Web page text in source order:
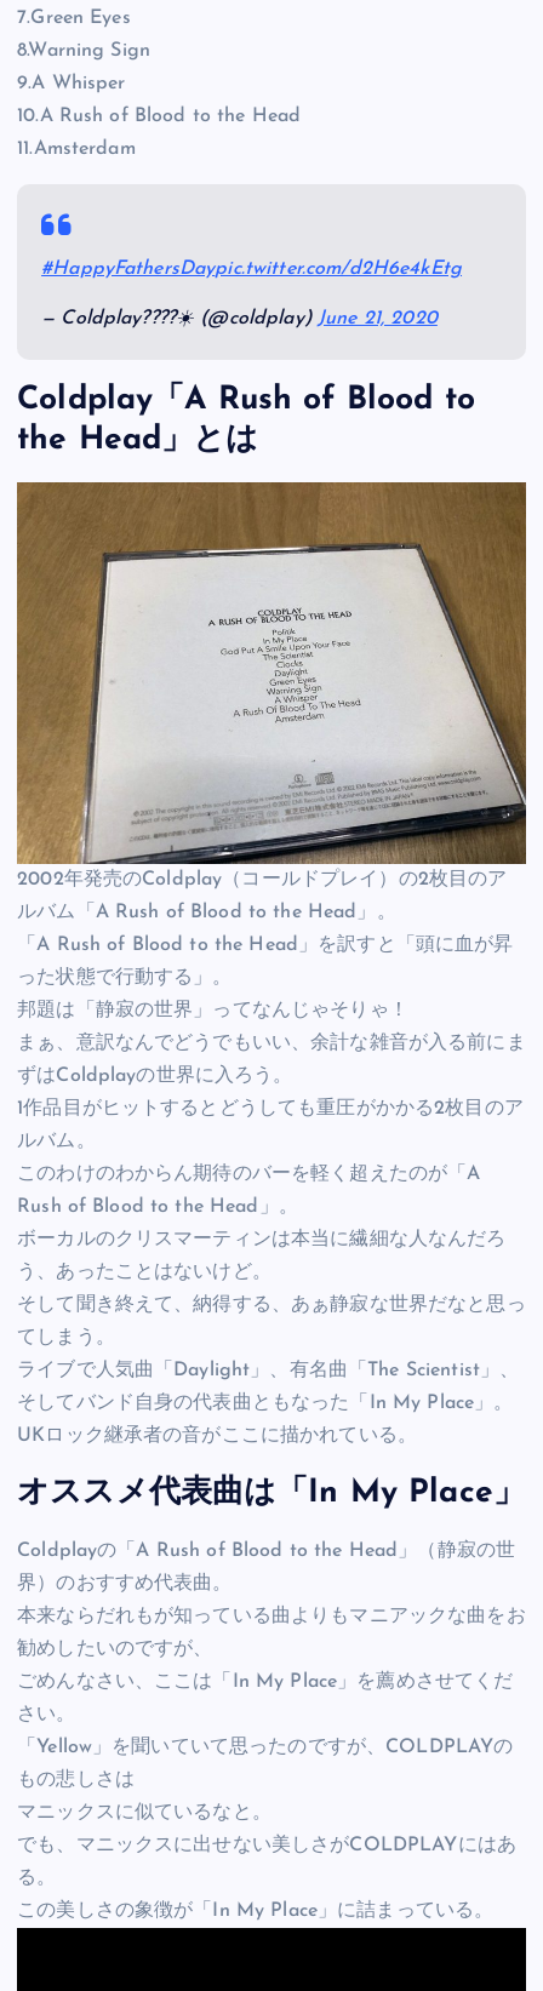
7.Green Eyes
8.Warning Sign
9.A Whisper
10.A Rush of Blood to the Head
11.Amsterdam
#HappyFathersDaypic.twitter.com/d2H6e4kEtg
— Coldplay????☀️ (@coldplay) June 21, 2020
Coldplay「A Rush of Blood to
the Head」とは
2002年発売のColdplay（コールドプレイ）の2枚目のア
ルバム「A Rush of Blood to the Head」。
「A Rush of Blood to the Head」を訳すと「頭に血が昇
った状態で行動する」。
邦題は「静寂の世界」ってなんじゃそりゃ！
まぁ、意訳なんでどうでもいい、余計な雑音が入る前にま
ずはColdplayの世界に入ろう。
1作品目がヒットするとどうしても重圧がかかる2枚目のア
ルバム。
このわけのわからん期待のバーを軽く超えたのが「A
Rush of Blood to the Head」。
ボーカルのクリスマーティンは本当に繊細な人なんだろ
う、あったことはないけど。
そして聞き終えて、納得する、あぁ静寂な世界だなと思っ
てしまう。
ライブで人気曲「Daylight」、有名曲「The Scientist」、
そしてバンド自身の代表曲ともなった「In My Place」。
UKロック継承者の音がここに描かれている。
オススメ代表曲は「In My Place」
Coldplayの「A Rush of Blood to the Head」（静寂の世
界）のおすすめ代表曲。
本来ならだれもが知っている曲よりもマニアックな曲をお
勧めしたいのですが、
ごめんなさい、ここは「In My Place」を薦めさせてくだ
さい。
「Yellow」を聞いていて思ったのですが、COLDPLAYの
もの悲しさは
マニックスに似ているなと。
でも、マニックスに出せない美しさがCOLDPLAYにはあ
る。
この美しさの象徴が「In My Place」に詰まっている。